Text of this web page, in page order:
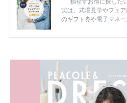
実は、式場見学やフェ
のギフト券や電子マネ
ため、比較せずに選ぶ
内容：特典金額・条件
一番お得？」「プラコレ
解決します。 まずは診
ング診断」か、